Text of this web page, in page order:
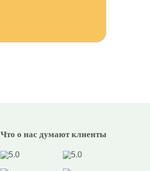
Что о нас думают клиенты
5.0 5.0